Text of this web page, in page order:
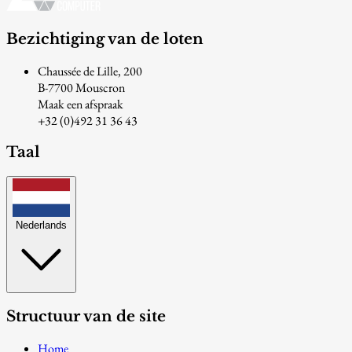
Bezichtiging van de loten
Chaussée de Lille, 200
B-7700 Mouscron
Maak een afspraak
+32 (0)492 31 36 43
Taal
Nederlands
Structuur van de site
Home